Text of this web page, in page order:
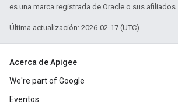
es una marca registrada de Oracle o sus afiliados.
Última actualización: 2026-02-17 (UTC)
Acerca de Apigee
We're part of Google
Eventos